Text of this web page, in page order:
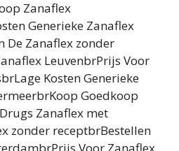
Zanaflex
Generieke Zanaflex
De Zanaflex zonder
LeuvenbrPrijs Voor
Kosten Generieke
Goedkoop
Zanaflex met
zonder receptbrBestellen
Voor Zanaflex